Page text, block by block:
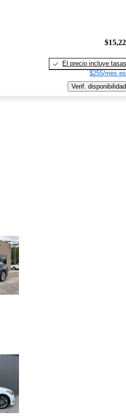
El precio incluye tasas
$255/mes
Verif. disponibilidad